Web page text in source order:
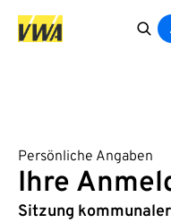
Persönliche Angaben
Ihre
Sitzung